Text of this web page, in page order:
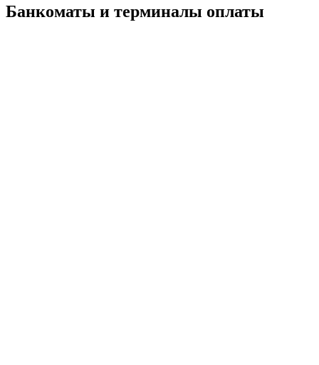
Банкоматы и терминалы оплаты